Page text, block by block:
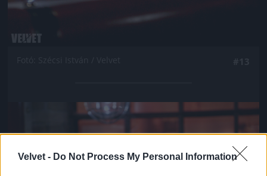
Velvet - Do Not Process My Personal Information
Jön még kép!